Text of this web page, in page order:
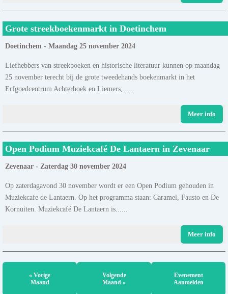
Grote streekboekenmarkt in Doetinchem
Doetinchem - Maandag 25 november 2024
Liefhebbers van streekboeken en historische literatuur kunnen op maandag
25 november terecht bij de grote tweedehands boekenmarkt in het
Erfgoedcentrum Achterhoek en Liemers,......
Meer info
Open Podium Muziekcafé De Lantaern in Zevenaar
Zevenaar - Zaterdag 30 november 2024
Op zaterdagavond 30 november wordt er een Open Podium gehouden in
Muziekcafe de Lantaern. Op het programma staan: Caramel, Fausto en De
Kornuiten. Muziekcafé De Lantaern is......
Meer info
« Vorige
Maand
Volgende
Maand »
Evenement
Aanmelden